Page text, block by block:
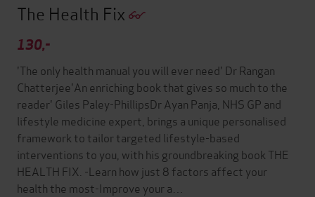
The Health Fix
130,-
'The only health manual you will ever need' Dr Rangan
Chatterjee'An enriching book that gives so much to the
reader' Giles Paley-PhillipsDr Ayan Panja, NHS GP and
lifestyle medicine expert, brings a unique personalised
framework to tailor targeted lifestyle-based
interventions to you, with his groundbreaking book THE
HEALTH FIX. -Learn how just 8 factors affect your
health the most-Improve your a…